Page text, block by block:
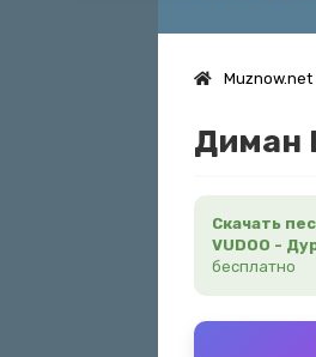
Muznow.net
Диман
Скачать
VUDOO -
бесплатно